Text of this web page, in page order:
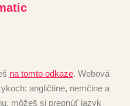
na tomto odkaze. Webová
angličtine, nemčine a
môžeš si prepnúť jazyk